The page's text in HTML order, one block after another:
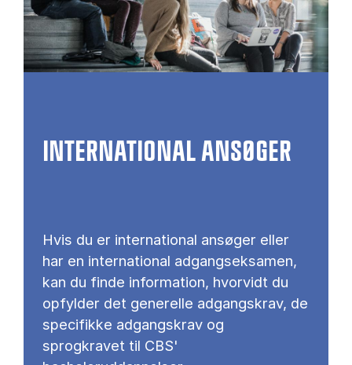
INTERNATIONAL ANSØGER
Hvis du er international ansøger eller
har en international adgangseksamen,
kan du finde information, hvorvidt du
opfylder det generelle adgangskrav, de
specifikke adgangskrav og
sprogkravet til CBS'